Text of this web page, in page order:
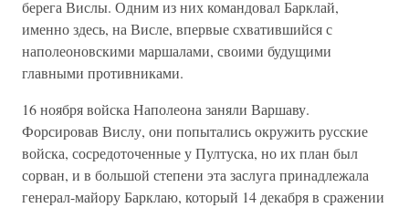
берега Вислы. Одним из них командовал Барклай,
именно здесь, на Висле, впервые схватившийся с
наполеоновскими маршалами, своими будущими
главными противниками.
16 ноября войска Наполеона заняли Варшаву.
Форсировав Вислу, они попытались окружить русские
войска, сосредоточенные у Пултуска, но их план был
сорван, и в большой степени эта заслуга принадлежала
генерал-майору Барклаю, который 14 декабря в сражении